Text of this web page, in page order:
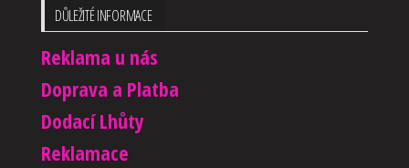
DŮLEŽITÉ INFORMACE
Reklama u nás
Doprava a Platba
Dodací Lhůty
Reklamace